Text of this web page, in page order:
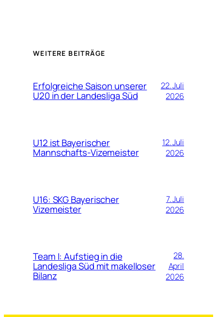
WEITERE BEITRÄGE
Erfolgreiche Saison unserer
U20 in der Landesliga Süd
22. Juli
2026
U12 ist Bayerischer
Mannschafts-Vizemeister
12. Juli
2026
U16: SKG Bayerischer
Vizemeister
7. Juli
2026
Team I: Aufstieg in die
Landesliga Süd mit makelloser
Bilanz
28.
April
2026